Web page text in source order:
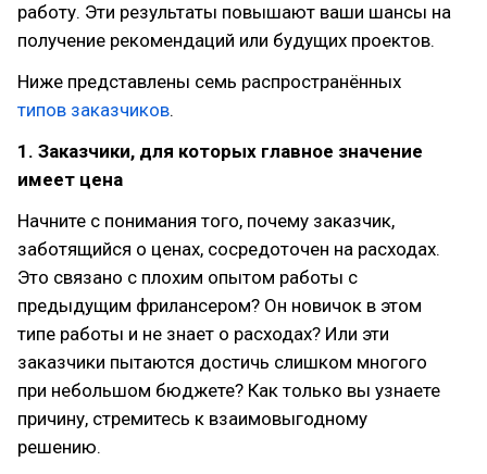
работу. Эти результаты повышают ваши шансы на
получение рекомендаций или будущих проектов.
Ниже представлены семь распространённых
типов заказчиков.
1. Заказчики, для которых главное значение
имеет цена
Начните с понимания того, почему заказчик,
заботящийся о ценах, сосредоточен на расходах.
Это связано с плохим опытом работы с
предыдущим фрилансером? Он новичок в этом
типе работы и не знает о расходах? Или эти
заказчики пытаются достичь слишком многого
при небольшом бюджете? Как только вы узнаете
причину, стремитесь к взаимовыгодному
решению.